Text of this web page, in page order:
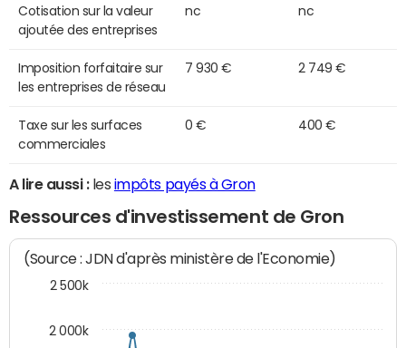
Cotisation sur la valeur
ajoutée des entreprises
nc nc
Imposition forfaitaire sur
les entreprises de réseau
7 930 € 2 749 €
Taxe sur les surfaces
commerciales
0 € 400 €
A lire aussi :les impôts payés à Gron
Ressources d'investissement de Gron
(Source : JDN d'après ministère de l'Economie)
2 000k
2 500k